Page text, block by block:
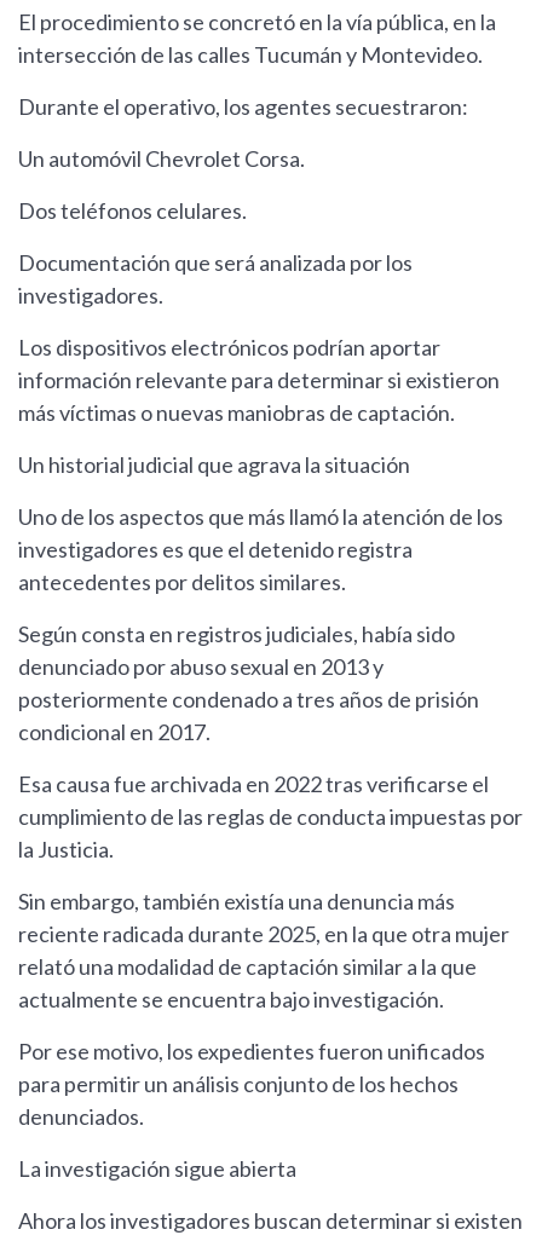
El procedimiento se concretó en la vía pública, en la
intersección de las calles Tucumán y Montevideo.
Durante el operativo, los agentes secuestraron:
Un automóvil Chevrolet Corsa.
Dos teléfonos celulares.
Documentación que será analizada por los
investigadores.
Los dispositivos electrónicos podrían aportar
información relevante para determinar si existieron
más víctimas o nuevas maniobras de captación.
Un historial judicial que agrava la situación
Uno de los aspectos que más llamó la atención de los
investigadores es que el detenido registra
antecedentes por delitos similares.
Según consta en registros judiciales, había sido
denunciado por abuso sexual en 2013 y
posteriormente condenado a tres años de prisión
condicional en 2017.
Esa causa fue archivada en 2022 tras verificarse el
cumplimiento de las reglas de conducta impuestas por
la Justicia.
Sin embargo, también existía una denuncia más
reciente radicada durante 2025, en la que otra mujer
relató una modalidad de captación similar a la que
actualmente se encuentra bajo investigación.
Por ese motivo, los expedientes fueron unificados
para permitir un análisis conjunto de los hechos
denunciados.
La investigación sigue abierta
Ahora los investigadores buscan determinar si existen